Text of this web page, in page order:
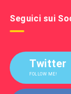
Seguici sui
Twitter
FOLLOW ME!